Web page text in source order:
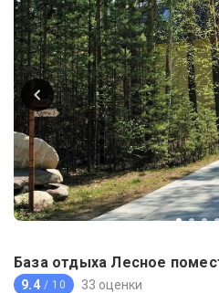
База отдыха Лесное
9.4 / 10 33 оценки